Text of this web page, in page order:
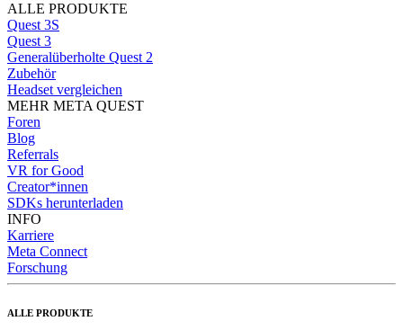
ALLE PRODUKTE
Quest 3S
Quest 3
Generalüberholte Quest 2
Zubehör
Headset vergleichen
MEHR META QUEST
Foren
Blog
Referrals
VR for Good
Creator*innen
SDKs herunterladen
INFO
Karriere
Meta Connect
Forschung
ALLE PRODUKTE